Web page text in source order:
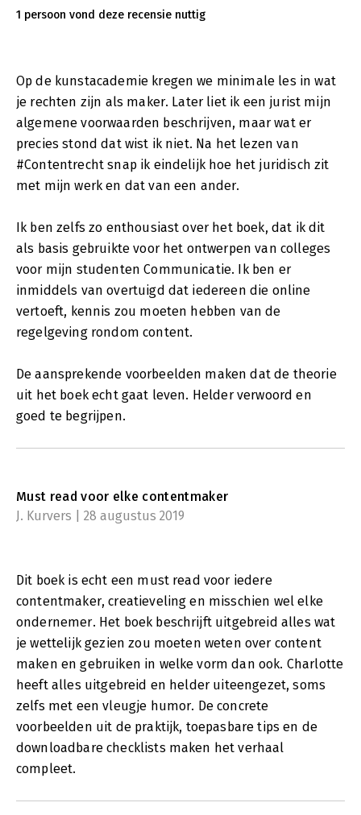
1 persoon vond deze recensie nuttig
Op de kunstacademie kregen we minimale les in wat
je rechten zijn als maker. Later liet ik een jurist mijn
algemene voorwaarden beschrijven, maar wat er
precies stond dat wist ik niet. Na het lezen van
#Contentrecht snap ik eindelijk hoe het juridisch zit
met mijn werk en dat van een ander.
Ik ben zelfs zo enthousiast over het boek, dat ik dit
als basis gebruikte voor het ontwerpen van colleges
voor mijn studenten Communicatie. Ik ben er
inmiddels van overtuigd dat iedereen die online
vertoeft, kennis zou moeten hebben van de
regelgeving rondom content.
De aansprekende voorbeelden maken dat de theorie
uit het boek echt gaat leven. Helder verwoord en
goed te begrijpen.
Must read voor elke contentmaker
J. Kurvers | 28 augustus 2019
Dit boek is echt een must read voor iedere
contentmaker, creatieveling en misschien wel elke
ondernemer. Het boek beschrijft uitgebreid alles wat
je wettelijk gezien zou moeten weten over content
maken en gebruiken in welke vorm dan ook. Charlotte
heeft alles uitgebreid en helder uiteengezet, soms
zelfs met een vleugje humor. De concrete
voorbeelden uit de praktijk, toepasbare tips en de
downloadbare checklists maken het verhaal
compleet.